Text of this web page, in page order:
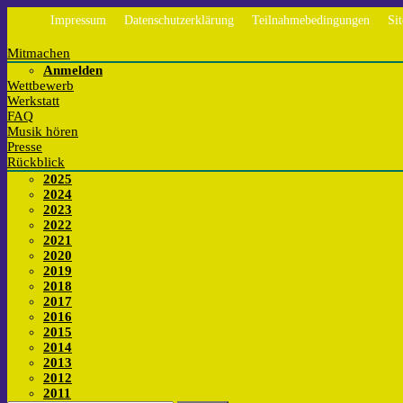
Impressum Datenschutzerklärung Teilnahmebedingungen
Mitmachen
Anmelden
Wettbewerb
Werkstatt
FAQ
Musik hören
Presse
Rückblick
2025
2024
2023
2022
2021
2020
2019
2018
2017
2016
2015
2014
2013
2012
2011